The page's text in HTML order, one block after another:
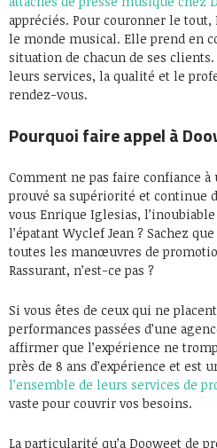
appréciés. Pour couronner le tout,
le monde musical. Elle prend en
situation de chacun de ses
leurs services, la qualité et le
rendez-vous.
Pourquoi faire appel à
Comment ne pas faire confiance
prouvé sa supériorité et continue
vous Enrique Iglesias,
l’épatant Wyclef Jean ? Sachez
toutes les manœuvres de
Rassurant, n’est-ce pas ?
Si vous êtes de ceux qui ne
performances passées d’une
affirmer que l’expérience ne
près de 8 ans d’expérience et est
l’ensemble de leurs services de
vaste pour couvrir vos besoins.
La particularité qu’a Dooweet de